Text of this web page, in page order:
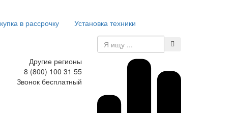
в рассрочку
Установка техники
Другие регионы
8 (800) 100 31 55
Звонок бесплатный